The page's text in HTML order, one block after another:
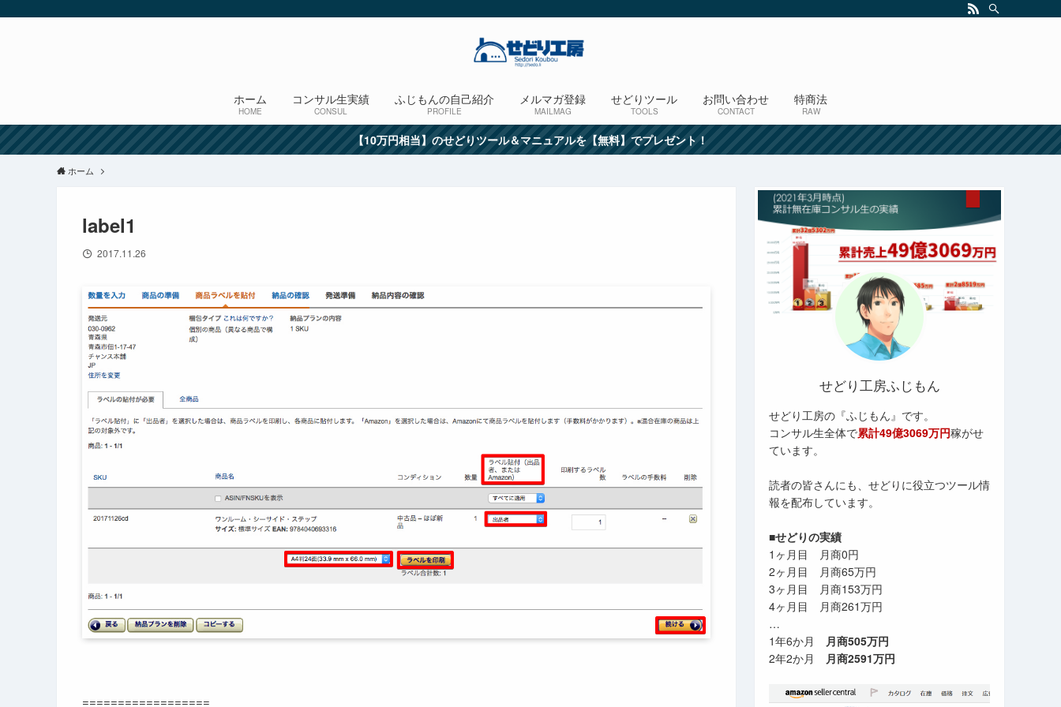
ホーム
HOME
コンサル生実績
CONSUL
ふじもんの自己紹介
PROFILE
メルマガ登録
MAILMAG
せどりツール
TOOLS
お問い合わせ
CONTACT
特商法
RAW
【10万円相当】のせどりツール＆マニュアルを【無料】でプレゼント！
ホーム
label1
2017.11.26
==================
せどり工房ふじもん
せどり工房の『ふじもん』です。
コンサル生全体で累計49億3069万円稼がせ
ています。
読者の皆さんにも、せどりに役立つツール情
報を配布しています。
■せどりの実績
1ヶ月目 月商0円
2ヶ月目 月商65万円
3ヶ月目 月商153万円
4ヶ月目 月商261万円
…
1年6か月 月商505万円
2年2か月 月商2591万円